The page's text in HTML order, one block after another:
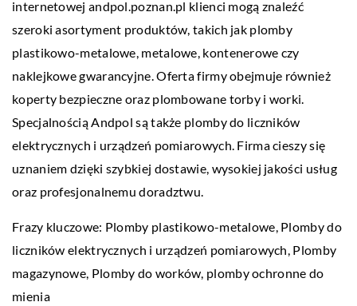
internetowej andpol.poznan.pl klienci mogą znaleźć
szeroki asortyment produktów, takich jak plomby
plastikowo-metalowe, metalowe, kontenerowe czy
naklejkowe gwarancyjne. Oferta firmy obejmuje również
koperty bezpieczne oraz plombowane torby i worki.
Specjalnością Andpol są także plomby do liczników
elektrycznych i urządzeń pomiarowych. Firma cieszy się
uznaniem dzięki szybkiej dostawie, wysokiej jakości usług
oraz profesjonalnemu doradztwu.
Frazy kluczowe: Plomby plastikowo-metalowe, Plomby do
liczników elektrycznych i urządzeń pomiarowych, Plomby
magazynowe, Plomby do worków, plomby ochronne do
mienia